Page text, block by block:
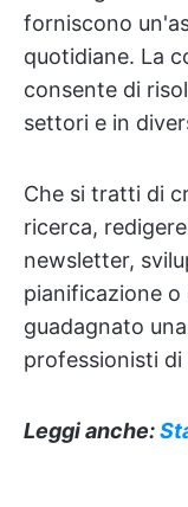
forniscono
quotidiane. La
consente di
settori e in
Che si tratti di
ricerca,
newsletter,
pianificazione o
guadagnato
professionisti di
Leggi anche: